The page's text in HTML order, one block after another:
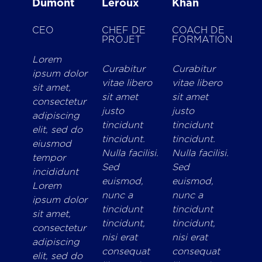
Dumont
CEO
Lorem
ipsum dolor
sit amet,
consectetur
adipiscing
elit, sed do
eiusmod
tempor
incididunt
Lorem
ipsum dolor
sit amet,
consectetur
adipiscing
elit, sed do
Leroux
CHEF DE
PROJET
Curabitur
vitae libero
sit amet
justo
tincidunt
tincidunt.
Nulla facilisi.
Sed
euismod,
nunc a
tincidunt
tincidunt,
nisi erat
consequat
Khan
COACH DE
FORMATION
Curabitur
vitae libero
sit amet
justo
tincidunt
tincidunt.
Nulla facilisi.
Sed
euismod,
nunc a
tincidunt
tincidunt,
nisi erat
consequat